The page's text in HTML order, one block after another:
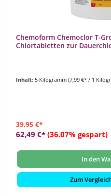
Chemoform Chemoclor T-
Chlortabletten zur
Inhalt: 5 Kilogramm (7,99 €* / 1
39,95 €*
62,49 €* (36.07% gespart)
In den
Zum